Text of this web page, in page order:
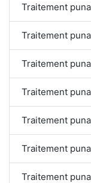
Traitement
Traitement
Traitement
Traitement
Traitement
Traitement
Traitement